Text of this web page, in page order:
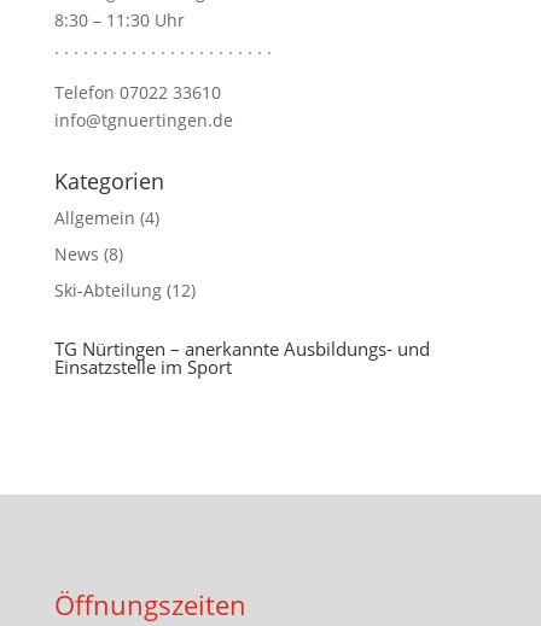
8:30 – 11:30 Uhr
. . . . . . . . . . . . . . . . . . . . . . .
Telefon 07022 33610
info@tgnuertingen.de
Kategorien
Allgemein (4)
News (8)
Ski-Abteilung(12)
TG Nürtingen – anerkannte Ausbildungs- und
Einsatzstelle im Sport
Öffnungszeiten